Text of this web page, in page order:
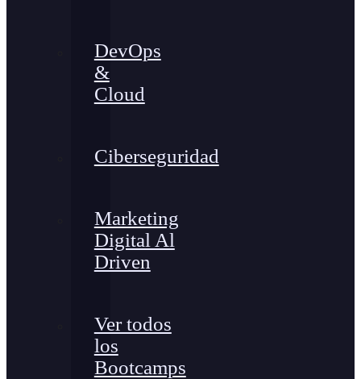
DevOps
&
Cloud
Ciberseguridad
Marketing
Digital Al
Driven
Ver todos
los
Bootcamps